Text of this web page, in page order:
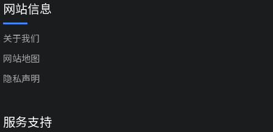
网站信息
关于我们
网站地图
隐私声明
服务支持